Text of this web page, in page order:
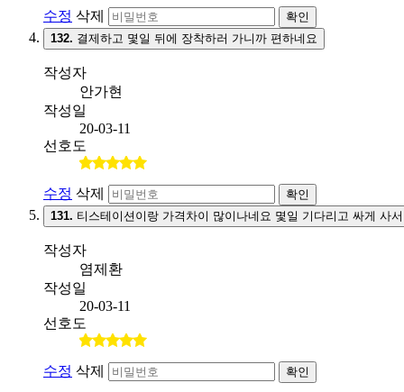
수정 삭제
확인
132.
결제하고 몇일 뒤에 장착하러 가니까 편하네요
작성자
안가현
작성일
20-03-11
선호도
수정 삭제
확인
131. 티스테이션이랑 가격차이 많이나네요 몇일 기다리고 싸게 사
작성자
염제환
작성일
20-03-11
선호도
수정 삭제 확인